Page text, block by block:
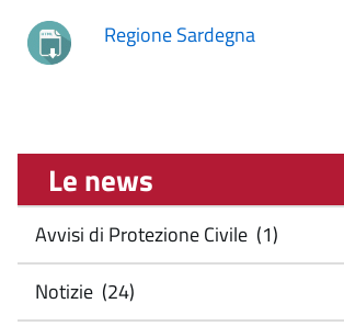
Regione Sardegna
Le news
Avvisi di Protezione Civile (1)
Notizie (24)